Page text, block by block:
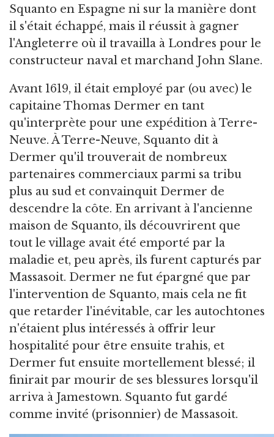
Squanto en Espagne ni sur la manière dont
il s'était échappé, mais il réussit à gagner
l'Angleterre où il travailla à Londres pour le
constructeur naval et marchand John Slane.
Avant 1619, il était employé par (ou avec) le
capitaine Thomas Dermer en tant
qu'interprète pour une expédition à Terre-
Neuve. À Terre-Neuve, Squanto dit à
Dermer qu'il trouverait de nombreux
partenaires commerciaux parmi sa tribu
plus au sud et convainquit Dermer de
descendre la côte. En arrivant à l'ancienne
maison de Squanto, ils découvrirent que
tout le village avait été emporté par la
maladie et, peu après, ils furent capturés par
Massasoit. Dermer ne fut épargné que par
l'intervention de Squanto, mais cela ne fit
que retarder l'inévitable, car les autochtones
n'étaient plus intéressés à offrir leur
hospitalité pour être ensuite trahis, et
Dermer fut ensuite mortellement blessé; il
finirait par mourir de ses blessures lorsqu'il
arriva à Jamestown. Squanto fut gardé
comme invité (prisonnier) de Massasoit.